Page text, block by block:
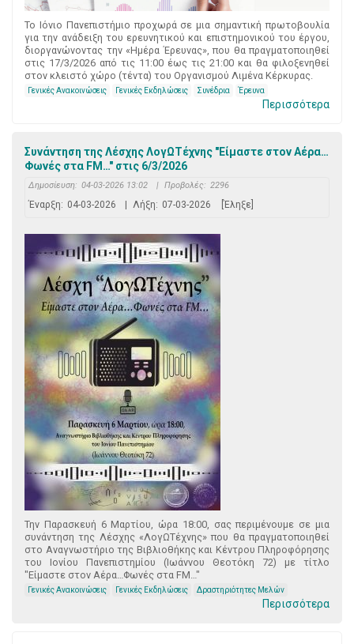
Το Ιόνιο Πανεπιστήμιο προχωρά σε μια σημαντική πρωτοβουλία
για την ανάδειξη του ερευνητικού και επιστημονικού του έργου,
διοργανώνοντας την «Ημέρα Έρευνας», που θα πραγματοποιηθεί
στις 17/3/2026 από τις 11:00 έως τις 21:00 και θα φιλοξενηθεί
στον κλειστό χώρο (τέντα) του Οργανισμού Λιμένα Κέρκυρας.
Γενικές Ανακοινώσεις Γενικές Εκδηλώσεις Συνέδρια Έρευνα
Περισσότερα
Συνάντηση της Λέσχης ΛογΩΤέχνης "Είμαστε στον Αέρα…
Φωνές στα FM…" στις 6/3/2026
Δημοσίευση: 04-03-2026 13:02 | Προβολές: 2296
Έναρξη: 04-03-2026 Λήξη: 07-03-2026 [Έληξε]
Την Παρασκευή 6 Μαρτίου, ώρα 18:00, σας περιμένουμε σε μια
συνάντηση της Λέσχης «ΛογΩΤέχνης» που θα πραγματοποιηθεί
στο Αναγνωστήριο της Βιβλιοθήκης και Κέντρου Πληροφόρησης
του Ιονίου Πανεπιστημίου (Ιωάννου Θεοτόκη 72) με τίτλο
"Είμαστε στον Αέρα…Φωνές στα FM…"
Γενικές Ανακοινώσεις Γενικές Εκδηλώσεις Δραστηριότητες Μελών
Περισσότερα